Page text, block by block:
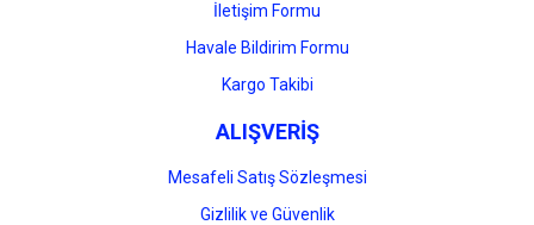
Gönder
İletişim Formu
Havale Bildirim Formu
Kargo Takibi
ALIŞVERİŞ
Mesafeli Satış Sözleşmesi
Gizlilik ve Güvenlik